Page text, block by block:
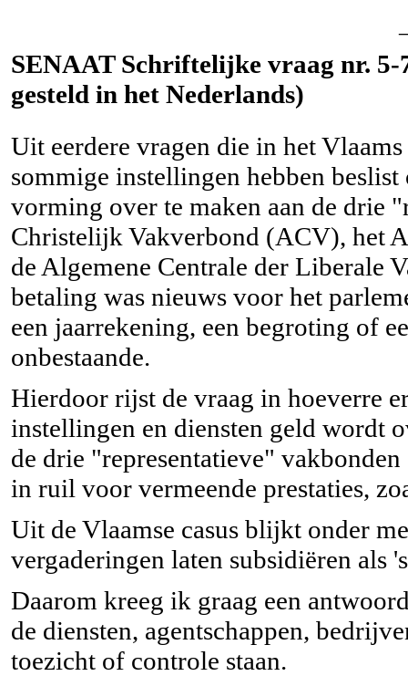
SENAAT Schriftelijke vraag nr. 5-
gesteld in het Nederlands)
Uit eerdere vragen die in het
sommige instellingen hebben
vorming over te maken aan de drie
Christelijk Vakverbond (ACV), het
de Algemene Centrale der Liberale
betaling was nieuws voor het
een jaarrekening, een begroting of
onbestaande.
Hierdoor rijst de vraag in hoeverre
instellingen en diensten geld wordt
de drie "representatieve"
in ruil voor vermeende prestaties,
Uit de Vlaamse casus blijkt onder
vergaderingen laten subsidiëren als
Daarom kreeg ik graag een
de diensten, agentschappen,
toezicht of controle staan.